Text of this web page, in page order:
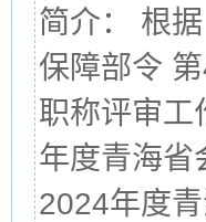
简介： 根
保障部令
职称评审工
年度青海省
2024年度